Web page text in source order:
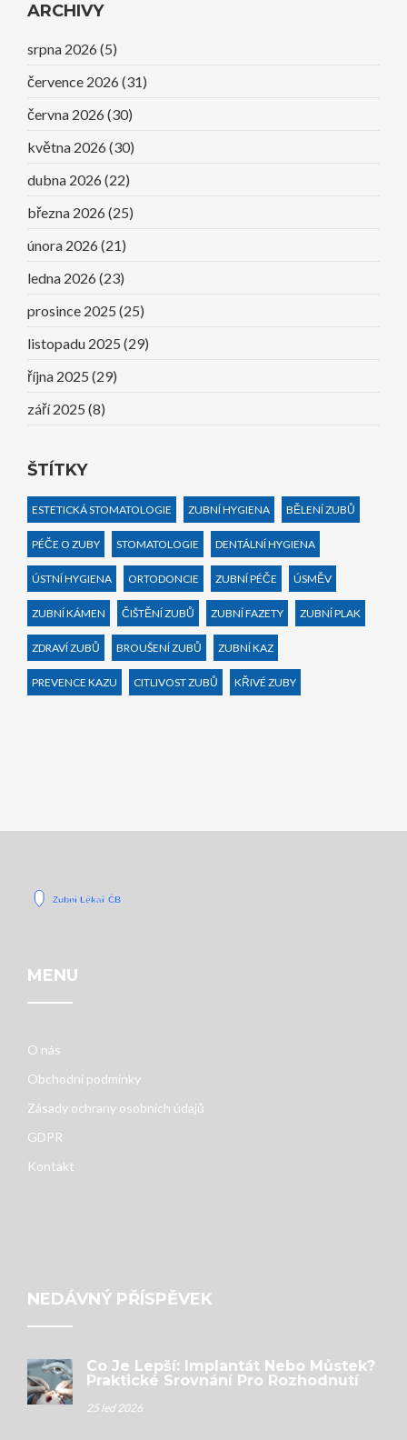
ARCHIVY
srpna 2026 (5)
července 2026 (31)
června 2026 (30)
května 2026 (30)
dubna 2026 (22)
března 2026 (25)
února 2026 (21)
ledna 2026 (23)
prosince 2025 (25)
listopadu 2025 (29)
října 2025 (29)
září 2025 (8)
ŠTÍTKY
ESTETICKÁ STOMATOLOGIE ZUBNÍ HYGIENA BĚLENÍ ZUBŮ
PÉČE O ZUBY STOMATOLOGIE DENTÁLNÍ HYGIENA
ÚSTNÍ HYGIENA ORTODONCIE ZUBNÍ PÉČE ÚSMĚV
ZUBNÍ KÁMEN ČIŠTĚNÍ ZUBŮ ZUBNÍ FAZETY ZUBNÍ PLAK
ZDRAVÍ ZUBŮ BROUŠENÍ ZUBŮ ZUBNÍ KAZ
PREVENCE KAZU CITLIVOST ZUBŮ KŘIVÉ ZUBY
MENU
O nás
Obchodní podmínky
Zásady ochrany osobních údajů
GDPR
Kontakt
NEDÁVNÝ PŘÍSPĚVEK
Co Je Lepší: Implantát Nebo Můstek?
Praktické Srovnání Pro Rozhodnutí
25 led 2026